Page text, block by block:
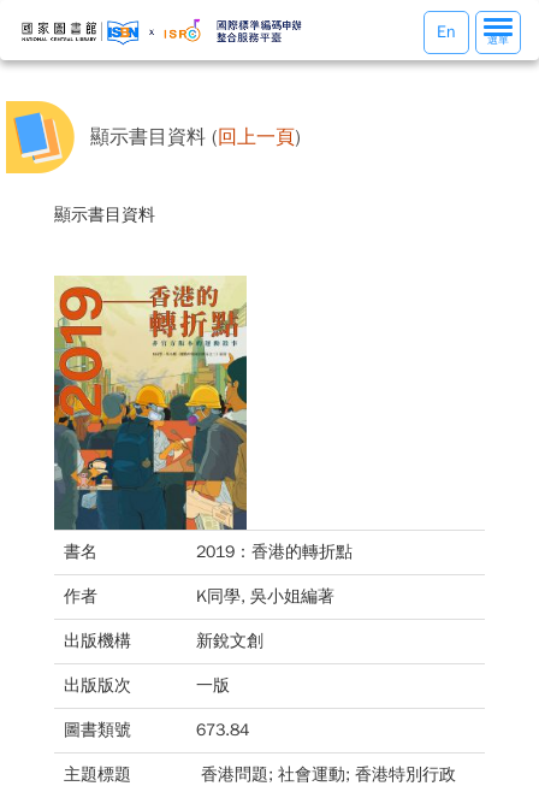
選
單
選單
En
顯示書目資料 (回上一頁)
顯示書目資料
書名 2019：香港的轉折點
作者 K同學, 吳小姐編著
出版機構 新銳文創
出版版次 一版
圖書類號 673.84
主題標題
香港問題; 社會運動; 香港特別行政